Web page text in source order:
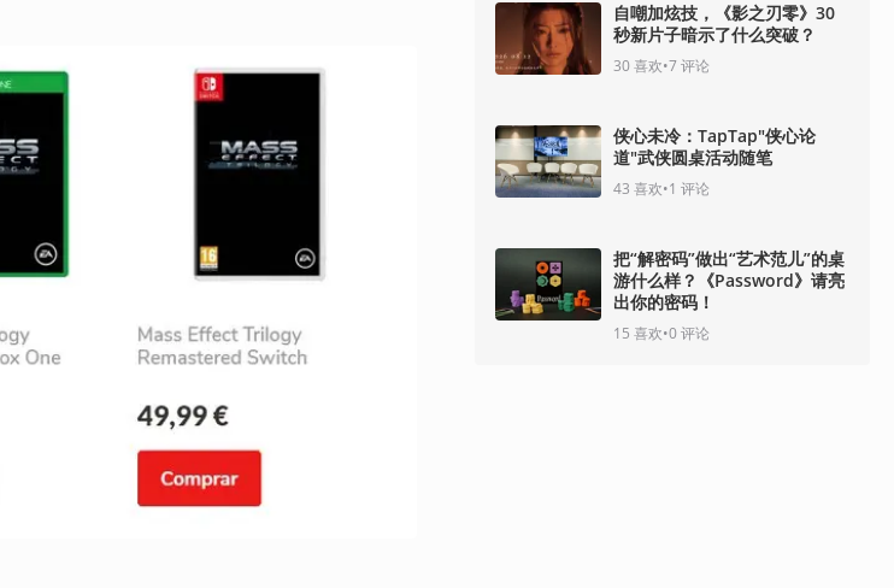
自嘲加炫技，《影之刃零》30
秒新片子暗示了什么突破？
30喜欢•7评论
侠心未冷：TapTap"侠心论
道"武侠圆桌活动随笔
43 喜欢•1 评论
把“解密码”做出“艺术范儿”的桌
游什么样？《Password》请亮
出你的密码！
15 喜欢•0评论